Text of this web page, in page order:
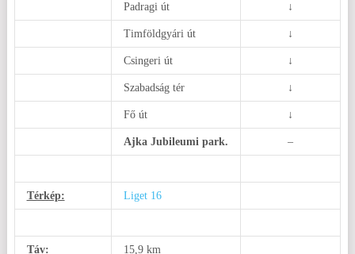
Padragi út ↓
Timföldgyári út ↓
Csingeri út ↓
Szabadság tér ↓
Fő út ↓
Ajka Jubileumi park. –
Térkép: Liget 16
Táv: 15,9 km